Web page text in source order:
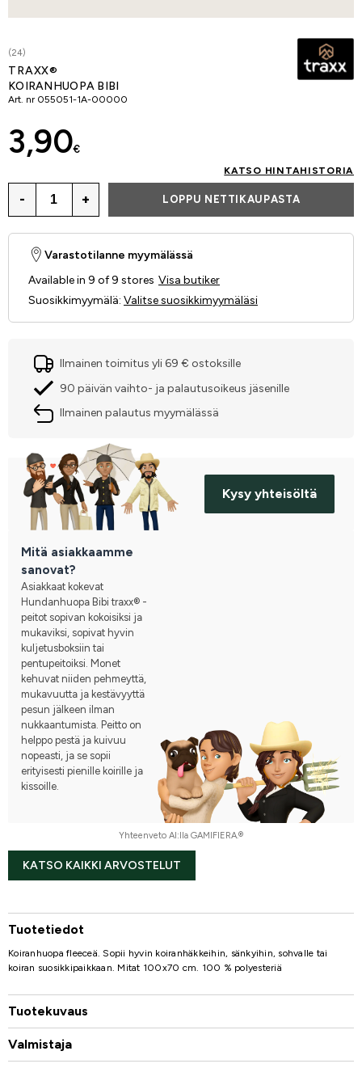
(24)
TRAXX®
KOIRANHUOPA BIBI
Art. nr 055051-1A-00000
3,90€
KATSO HINTAHISTORIA
- + LOPPU NETTIKAUPASTA
Varastotilanne myymälässä
Available in 9 of 9 stores Visa butiker
Suosikkimyymälä: Valitse suosikkimyymäläsi
Ilmainen toimitus yli 69 € ostoksille
90 päivän vaihto- ja palautusoikeus jäsenille
Ilmainen palautus myymälässä
Kysy yhteisöltä
Mitä asiakkaamme
sanovat?
Asiakkaat kokevat
Hundanhuopa Bibi traxx® -
peitot sopivan kokoisiksi ja
mukaviksi, sopivat hyvin
kuljetusboksiin tai
pentupeitoiksi. Monet
kehuvat niiden pehmeyttä,
mukavuutta ja kestävyyttä
pesun jälkeen ilman
nukkaantumista. Peitto on
helppo pestä ja kuivuu
nopeasti, ja se sopii
erityisesti pienille koirille ja
kissoille.
Yhteenveto AI:lla GAMIFIERA.®
KATSO KAIKKI ARVOSTELUT
Tuotetiedot
Koiranhuopa fleeceä. Sopii hyvin koiranhäkkeihin, sänkyihin, sohvalle tai
koiran suosikkipaikkaan. Mitat 100x70 cm. 100 % polyesteriä
Tuotekuvaus
Valmistaja